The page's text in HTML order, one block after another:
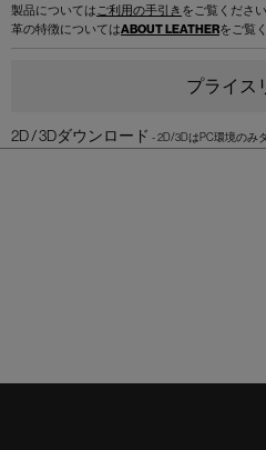
製品については ご利用の手引き をご覧ください
革の特徴についてはABOUT LEATHERをご覧
プライス
2D / 3Dダウンロード